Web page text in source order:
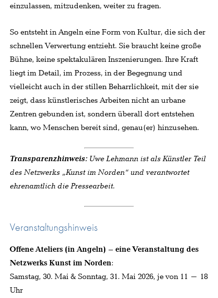
einzulassen, mitzudenken, weiter zu fragen.
So entsteht in Angeln eine Form von Kultur, die sich der
schnellen Verwertung entzieht. Sie braucht keine große
Bühne, keine spektakulären Inszenierungen. Ihre Kraft
liegt im Detail, im Prozess, in der Begegnung und
vielleicht auch in der stillen Beharrlichkeit, mit der sie
zeigt, dass künstlerisches Arbeiten nicht an urbane
Zentren gebunden ist, sondern überall dort entstehen
kann, wo Menschen bereit sind, genau(er) hinzusehen.
Transparenzhinweis:Uwe Lehmann ist als Künstler Teil
des Netzwerks „Kunst im Norden“ und verantwortet
ehrenamtlich die Pressearbeit.
Veranstaltungshinweis
Offene Ateliers (in Angeln) – eine Veranstaltung des
Netzwerks Kunst im Norden:
Samstag, 30. Mai & Sonntag, 31. Mai 2026, je von 11 – 18
Uhr